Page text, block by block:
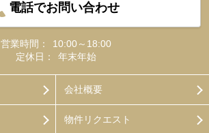
電話でお問い合わせ
営業時間：
10:00～18:00
定休日：
年末年始
会社概要
物件リクエスト